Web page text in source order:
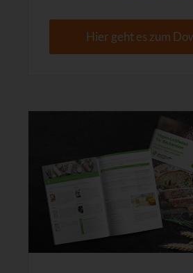
Hier geht es zum